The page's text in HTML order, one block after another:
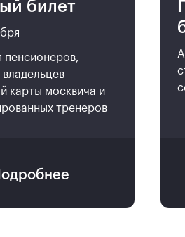
билет
пенсионеров,
владельцев
карты москвича и
тренеров